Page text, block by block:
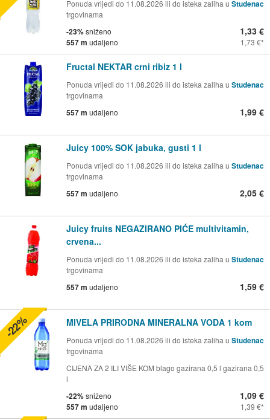
Ponuda vrijedi do 11.08.2026 ili do isteka zaliha u Studenac
trgovinama
-23%sniženo
557 m udaljeno
1,33 €
1,73 €
Fructal NEKTAR crni ribiz 1 l
Ponuda vrijedi do 11.08.2026 ili do isteka zaliha u Studenac
trgovinama
557 m udaljeno 1,99 €
Juicy 100% SOK jabuka, gusti 1 l
Ponuda vrijedi do 11.08.2026 ili do isteka zaliha u Studenac
trgovinama
557 m udaljeno 2,05 €
Juicy fruits NEGAZIRANO PIĆE multivitamin,
crvena...
Ponuda vrijedi do 11.08.2026 ili do isteka zaliha u Studenac
trgovinama
557 m udaljeno 1,59 €
MIVELA PRIRODNA MINERALNA VODA 1 kom
Ponuda vrijedi do 11.08.2026 ili do isteka zaliha u Studenac
trgovinama
CIJENA ZA 2 ILI VIŠE KOM blago gazirana 0,5 l gazirana 0,5
l
-22%sniženo
557 m udaljeno
1,09 €
1,39 €
-22%